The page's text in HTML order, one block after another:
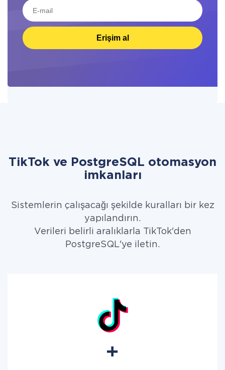
Erişim al
TikTok ve PostgreSQL otomasyon
imkanları
Sistemlerin çalışacağı şekilde kuralları bir kez
yapılandırın.
Verileri belirli aralıklarla TikTok'den
PostgreSQL'ye iletin.